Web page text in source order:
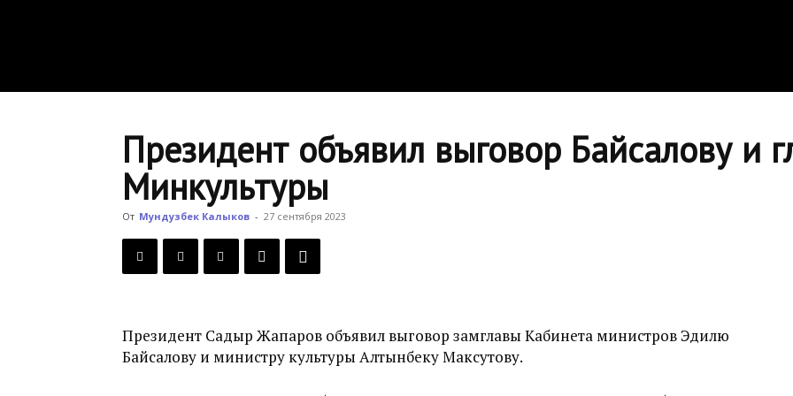
Президент объявил выговор Байсалову и
Минкультуры
От Мундузбек Калыков - 27 сентября 2023
Президент Садыр Жапаров объявил выговор замглавы Кабинета министров Эдилю
Байсалову и министру культуры Алтынбеку Максутову.